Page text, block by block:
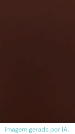
imagem gerada por IA.